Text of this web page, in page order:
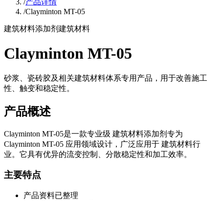
/产品详情
/Clayminton MT-05
建筑材料添加剂 建筑材料
Clayminton MT-05
砂浆、瓷砖胶及相关建筑材料体系专用产品，用于改善施工
性、触变和稳定性。
产品概述
Clayminton MT-05是一款专业级 建筑材料添加剂 专为
Clayminton MT-05 应用领域设计，广泛应用于 建筑材料行
业。它具有优异的流变控制、分散稳定性和加工效率。
主要特点
产品资料已整理